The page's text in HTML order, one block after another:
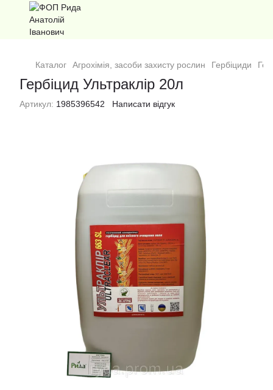
Каталог Агрохімія, засоби захисту рослин Гербіциди
Гербіцид Ультраклір 20л
Артикул: 1985396542 Написати відгук